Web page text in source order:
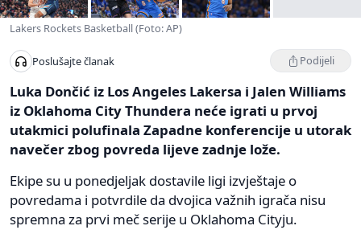
Lakers Rockets Basketball (Foto: AP)
Poslušajte članak Podijeli
Luka Dončić iz Los Angeles Lakersa i Jalen Williams
iz Oklahoma City Thundera neće igrati u prvoj
utakmici polufinala Zapadne konferencije u utorak
navečer zbog povreda lijeve zadnje lože.
Ekipe su u ponedjeljak dostavile ligi izvještaje o
povredama i potvrdile da dvojica važnih igrača nisu
spremna za prvi meč serije u Oklahoma Cityju.